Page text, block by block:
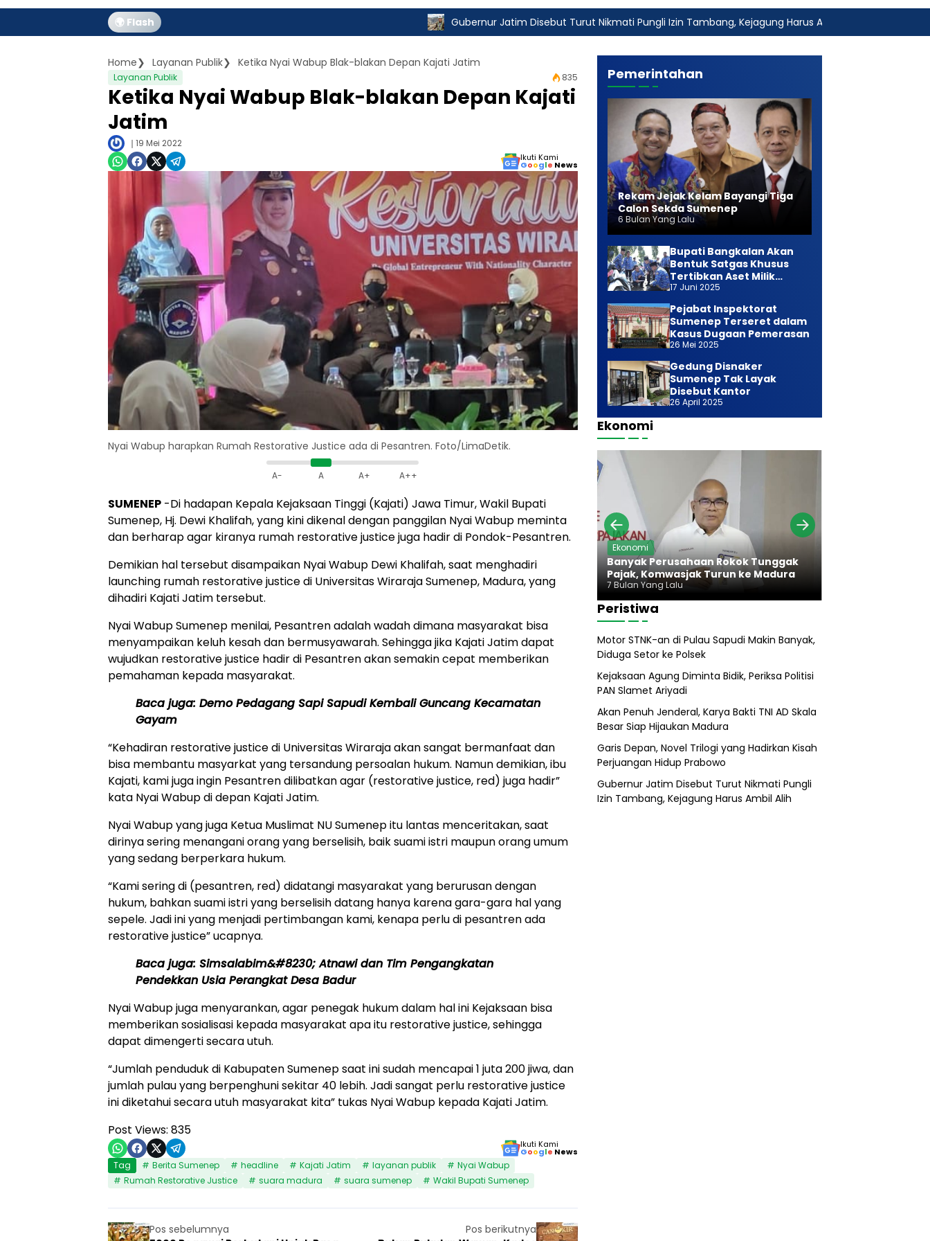
🌍 Flash Gubernur Jatim Disebut Turut Nikmati Pungli Izin Tambang, Kejagung Harus Ambil Alih
Home Layanan Publik Ketika Nyai Wabup Blak-blakan Depan Kajati Jatim
Layanan Publik 835
Ketika Nyai Wabup Blak-blakan Depan Kajati
Jatim
19 Mei 2022
Ikuti Kami
Google News
Nyai Wabup harapkan Rumah Restorative Justice ada di Pesantren. Foto/LimaDetik.
A- A A+ A++
SUMENEP -Di hadapan Kepala Kejaksaan Tinggi (Kajati) Jawa Timur, Wakil Bupati
Sumenep, Hj. Dewi Khalifah, yang kini dikenal dengan panggilan Nyai Wabup meminta
dan berharap agar kiranya rumah restorative justice juga hadir di Pondok-Pesantren.
Demikian hal tersebut disampaikan Nyai Wabup Dewi Khalifah, saat menghadiri
launching rumah restorative justice di Universitas Wiraraja Sumenep, Madura, yang
dihadiri Kajati Jatim tersebut.
Nyai Wabup Sumenep menilai, Pesantren adalah wadah dimana masyarakat bisa
menyampaikan keluh kesah dan bermusyawarah. Sehingga jika Kajati Jatim dapat
wujudkan restorative justice hadir di Pesantren akan semakin cepat memberikan
pemahaman kepada masyarakat.
Baca juga: Demo Pedagang Sapi Sapudi Kembali Guncang Kecamatan
Gayam
“Kehadiran restorative justice di Universitas Wiraraja akan sangat bermanfaat dan
bisa membantu masyarkat yang tersandung persoalan hukum. Namun demikian, ibu
Kajati, kami juga ingin Pesantren dilibatkan agar (restorative justice, red) juga hadir”
kata Nyai Wabup di depan Kajati Jatim.
Nyai Wabup yang juga Ketua Muslimat NU Sumenep itu lantas menceritakan, saat
dirinya sering menangani orang yang berselisih, baik suami istri maupun orang umum
yang sedang berperkara hukum.
“Kami sering di (pesantren, red) didatangi masyarakat yang berurusan dengan
hukum, bahkan suami istri yang berselisih datang hanya karena gara-gara hal yang
sepele. Jadi ini yang menjadi pertimbangan kami, kenapa perlu di pesantren ada
restorative justice” ucapnya.
Baca juga: Simsalabim&#8230; Atnawi dan Tim Pengangkatan
Pendekkan Usia Perangkat Desa Badur
Nyai Wabup juga menyarankan, agar penegak hukum dalam hal ini Kejaksaan bisa
memberikan sosialisasi kepada masyarakat apa itu restorative justice, sehingga
dapat dimengerti secara utuh.
“Jumlah penduduk di Kabupaten Sumenep saat ini sudah mencapai 1 juta 200 jiwa, dan
jumlah pulau yang berpenghuni sekitar 40 lebih. Jadi sangat perlu restorative justice
ini diketahui secara utuh masyarakat kita” tukas Nyai Wabup kepada Kajati Jatim.
Post Views: 835
Ikuti Kami
Google News
Tag Berita Sumenep headline Kajati Jatim layanan publik
Nyai Wabup
Rumah Restorative Justice
suara madura suara sumenep Wakil Bupati Sumenep
Pos sebelumnya
Pos berikutnya
Pemerintahan
Rekam Jejak Kelam Bayangi Tiga
Calon Sekda Sumenep
6 Bulan Yang Lalu
Bupati Bangkalan Akan
Bentuk Satgas Khusus
Tertibkan Aset Milik
Daerah
17 Juni 2025
Pejabat Inspektorat
Sumenep Terseret dalam
Kasus Dugaan Pemerasan
26 Mei 2025
Gedung Disnaker
Sumenep Tak Layak
Disebut Kantor
26 April 2025
Ekonomi
Ekonomi
Banyak Perusahaan Rokok Tunggak
Pajak, Komwasjak Turun ke Madura
7 Bulan Yang Lalu
Peristiwa
Motor STNK-an di Pulau Sapudi Makin Banyak,
Diduga Setor ke Polsek
Kejaksaan Agung Diminta Bidik, Periksa Politisi
PAN Slamet Ariyadi
Akan Penuh Jenderal, Karya Bakti TNI AD Skala
Besar Siap Hijaukan Madura
Garis Depan, Novel Trilogi yang Hadirkan Kisah
Perjuangan Hidup Prabowo
Gubernur Jatim Disebut Turut Nikmati Pungli
Izin Tambang, Kejagung Harus Ambil Alih